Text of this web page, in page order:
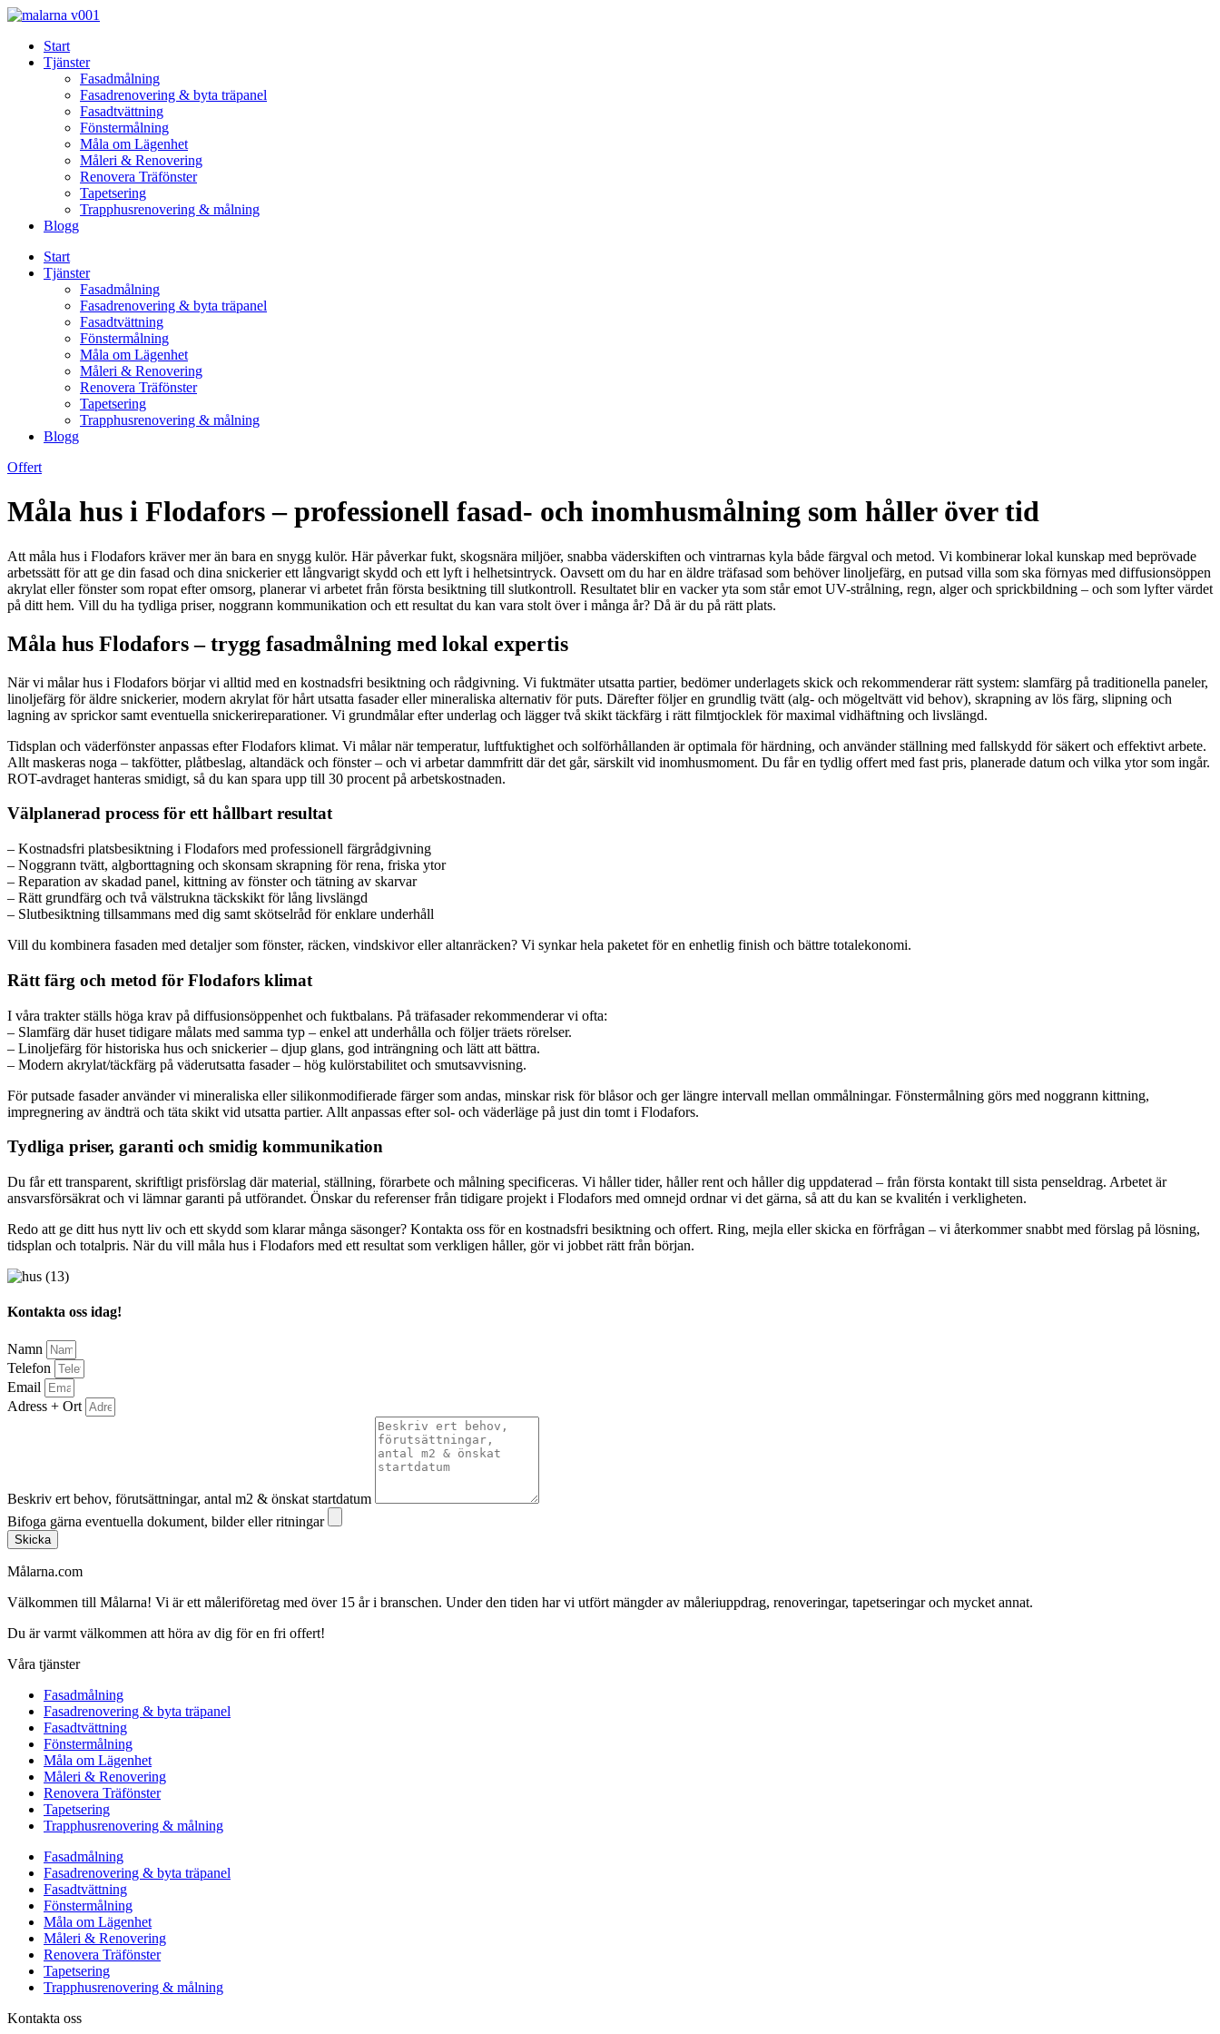
Skip
contentStart
Tjänster
Fasadmålning
Fasadrenovering & byta träpanel
Fasadtvättning
Fönstermålning
Måla om Lägenhet
Måleri & Renovering
Renovera Träfönster
Tapetsering
Trapphusrenovering & målning
Blogg
Start
Tjänster
Fasadmålning
Fasadrenovering & byta träpanel
Fasadtvättning
Fönstermålning
Måla om Lägenhet
Måleri & Renovering
Renovera Träfönster
Tapetsering
Trapphusrenovering & målning
Blogg
Offert
Måla hus i Flodafors – professionell fasad- och inomhusmålning som håller över tid
Att måla hus i Flodafors kräver mer än bara en snygg kulör. Här påverkar fukt, skogsnära miljöer, snabba väderskiften och vintrarnas kyla både färgval och metod. Vi kombinerar lokal kunskap med beprövade
arbetssätt för att ge din fasad och dina snickerier ett långvarigt skydd och ett lyft i helhetsintryck. Oavsett om du har en äldre träfasad som behöver linoljefärg, en putsad villa som ska förnyas med diffusionsöppen
akrylat eller fönster som ropat efter omsorg, planerar vi arbetet från första besiktning till slutkontroll. Resultatet blir en vacker yta som står emot UV-strålning, regn, alger och sprickbildning – och som lyfter värdet
på ditt hem. Vill du ha tydliga priser, noggrann kommunikation och ett resultat du kan vara stolt över i många år? Då är du på rätt plats.
Måla hus Flodafors – trygg fasadmålning med lokal expertis
När vi målar hus i Flodafors börjar vi alltid med en kostnadsfri besiktning och rådgivning. Vi fuktmäter utsatta partier, bedömer underlagets skick och rekommenderar rätt system: slamfärg på traditionella paneler,
linoljefärg för äldre snickerier, modern akrylat för hårt utsatta fasader eller mineraliska alternativ för puts. Därefter följer en grundlig tvätt (alg- och mögeltvätt vid behov), skrapning av lös färg, slipning och
lagning av sprickor samt eventuella snickerireparationer. Vi grundmålar efter underlag och lägger två skikt täckfärg i rätt filmtjocklek för maximal vidhäftning och livslängd.
Tidsplan och väderfönster anpassas efter Flodafors klimat. Vi målar när temperatur, luftfuktighet och solförhållanden är optimala för härdning, och använder ställning med fallskydd för säkert och effektivt arbete.
Allt maskeras noga – takfötter, plåtbeslag, altandäck och fönster – och vi arbetar dammfritt där det går, särskilt vid inomhusmoment. Du får en tydlig offert med fast pris, planerade datum och vilka ytor som ingår.
ROT-avdraget hanteras smidigt, så du kan spara upp till 30 procent på arbetskostnaden.
Välplanerad process för ett hållbart resultat
– Kostnadsfri platsbesiktning i Flodafors med professionell färgrådgivning
– Noggrann tvätt, algborttagning och skonsam skrapning för rena, friska ytor
– Reparation av skadad panel, kittning av fönster och tätning av skarvar
– Rätt grundfärg och två välstrukna täckskikt för lång livslängd
– Slutbesiktning tillsammans med dig samt skötselråd för enklare underhåll
Vill du kombinera fasaden med detaljer som fönster, räcken, vindskivor eller altanräcken? Vi synkar hela paketet för en enhetlig finish och bättre totalekonomi.
Rätt färg och metod för Flodafors klimat
I våra trakter ställs höga krav på diffusionsöppenhet och fuktbalans. På träfasader rekommenderar vi ofta:
– Slamfärg där huset tidigare målats med samma typ – enkel att underhålla och följer träets rörelser.
– Linoljefärg för historiska hus och snickerier – djup glans, god inträngning och lätt att bättra.
– Modern akrylat/täckfärg på väderutsatta fasader – hög kulörstabilitet och smutsavvisning.
För putsade fasader använder vi mineraliska eller silikonmodifierade färger som andas, minskar risk för blåsor och ger längre intervall mellan ommålningar. Fönstermålning görs med noggrann kittning,
impregnering av ändträ och täta skikt vid utsatta partier. Allt anpassas efter sol- och väderläge på just din tomt i Flodafors.
Tydliga priser, garanti och smidig kommunikation
Du får ett transparent, skriftligt prisförslag där material, ställning, förarbete och målning specificeras. Vi håller tider, håller rent och håller dig uppdaterad – från första kontakt till sista penseldrag. Arbetet är
ansvarsförsäkrat och vi lämnar garanti på utförandet. Önskar du referenser från tidigare projekt i Flodafors med omnejd ordnar vi det gärna, så att du kan se kvalitén i verkligheten.
Redo att ge ditt hus nytt liv och ett skydd som klarar många säsonger? Kontakta oss för en kostnadsfri besiktning och offert. Ring, mejla eller skicka en förfrågan – vi återkommer snabbt med förslag på lösning,
tidsplan och totalpris. När du vill måla hus i Flodafors med ett resultat som verkligen håller, gör vi jobbet rätt från början.
Kontakta oss idag!
Namn
Telefon
Email
Adress + Ort
Beskriv ert behov, förutsättningar, antal m2 & önskat startdatum
Bifoga gärna eventuella dokument, bilder eller ritningar
Skicka
Målarna.com
Välkommen till Målarna! Vi är ett måleriföretag med över 15 år i branschen. Under den tiden har vi utfört mängder av måleriuppdrag, renoveringar, tapetseringar och mycket annat.
Du är varmt välkommen att höra av dig för en fri offert!
Våra tjänster
Fasadmålning
Fasadrenovering & byta träpanel
Fasadtvättning
Fönstermålning
Måla om Lägenhet
Måleri & Renovering
Renovera Träfönster
Tapetsering
Trapphusrenovering & målning
Fasadmålning
Fasadrenovering & byta träpanel
Fasadtvättning
Fönstermålning
Måla om Lägenhet
Måleri & Renovering
Renovera Träfönster
Tapetsering
Trapphusrenovering & målning
Kontakta oss